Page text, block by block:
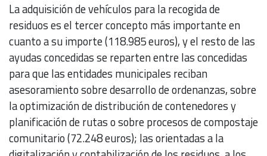
La adquisición de vehículos para la recogida de
residuos es el tercer concepto más importante en
cuanto a su importe (118.985 euros), y el resto de las
ayudas concedidas se reparten entre las concedidas
para que las entidades municipales reciban
asesoramiento sobre desarrollo de ordenanzas, sobre
la optimización de distribución de contenedores y
planificación de rutas o sobre procesos de compostaje
comunitario (72.248 euros); las orientadas a la